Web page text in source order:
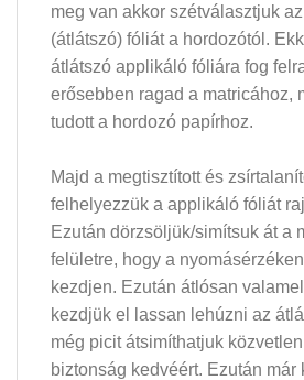
meg van akkor szétválasztjuk
(átlátszó) fóliát a hordozótól.
átlátszó applikáló fóliára fog
erősebben ragad a matricához,
tudott a hordozó papírhoz.
Majd a megtisztított és
felhelyezzük a applikáló fóliát
Ezután dörzsöljük/simítsuk át a
felületre, hogy a
kezdjen. Ezután átlósan
kezdjük el lassan lehúzni az
még picit átsimíthatjuk
biztonság kedvéért. Ezután már